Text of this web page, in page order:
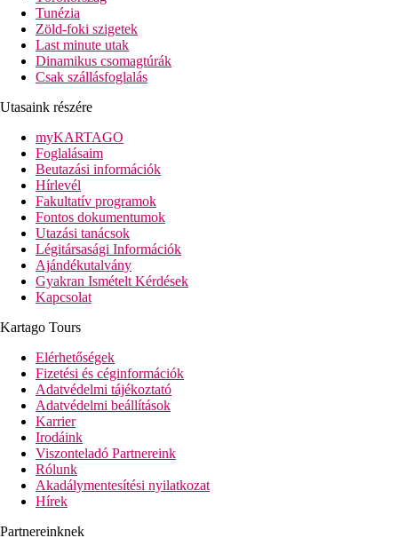
Tunézia
Zöld-foki szigetek
Last minute utak
Dinamikus csomagtúrák
Csak szállásfoglalás
Utasaink részére
myKARTAGO
Foglalásaim
Beutazási információk
Hírlevél
Fakultatív programok
Fontos dokumentumok
Utazási tanácsok
Légitársasági Információk
Ajándékutalvány
Gyakran Ismételt Kérdések
Kapcsolat
Kartago Tours
Elérhetőségek
Fizetési és céginformációk
Adatvédelmi tájékoztató
Adatvédelmi beállítások
Karrier
Irodáink
Viszonteladó Partnereink
Rólunk
Akadálymentesítési nyilatkozat
Hírek
Partnereinknek